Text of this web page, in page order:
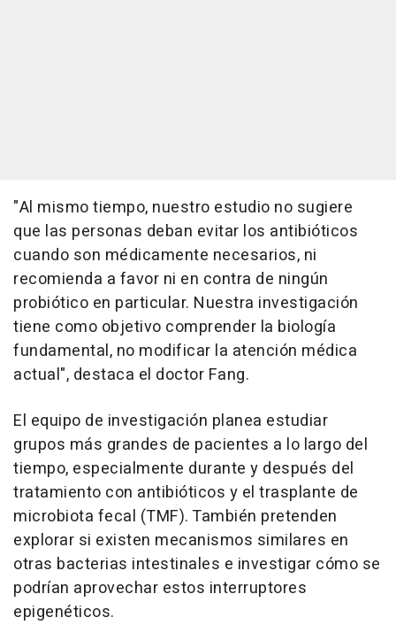
"Al mismo tiempo, nuestro estudio no sugiere
que las personas deban evitar los antibióticos
cuando son médicamente necesarios, ni
recomienda a favor ni en contra de ningún
probiótico en particular. Nuestra investigación
tiene como objetivo comprender la biología
fundamental, no modificar la atención médica
actual", destaca el doctor Fang.
El equipo de investigación planea estudiar
grupos más grandes de pacientes a lo largo del
tiempo, especialmente durante y después del
tratamiento con antibióticos y el trasplante de
microbiota fecal (TMF). También pretenden
explorar si existen mecanismos similares en
otras bacterias intestinales e investigar cómo se
podrían aprovechar estos interruptores
epigenéticos.